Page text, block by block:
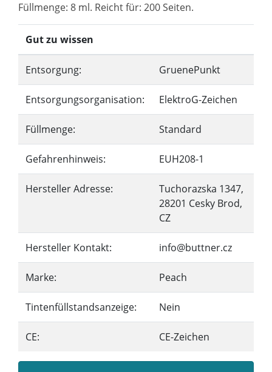
Füllmenge: 8 ml. Reicht für: 200 Seiten.
Gut zu wissen
Entsorgung: GruenePunkt
Entsorgungsorganisation: ElektroG-Zeichen
Füllmenge: Standard
Gefahrenhinweis: EUH208-1
Hersteller Adresse:
Tuchorazska 1347,
28201 Cesky Brod,
CZ
Hersteller Kontakt: info@buttner.cz
Marke: Peach
Tintenfüllstandsanzeige: Nein
CE: CE-Zeichen